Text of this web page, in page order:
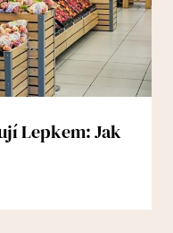
Lepkem: Jak